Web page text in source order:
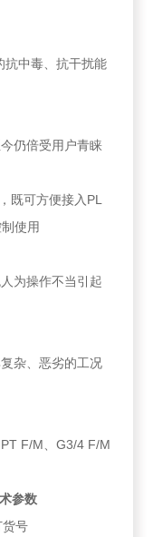
抗中毒、抗干扰能
仍倍受用户青睐
既可方便接入PL
使用
为操作不当引起
杂、恶劣的工况
F/M、G3/4 F/M
参数
货号